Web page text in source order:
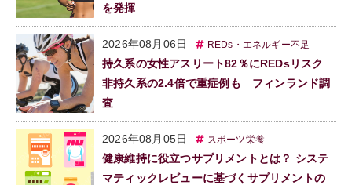
を発揮
2026年08月06日 REDs・エネルギー不足
持久系の女性アスリート82％にREDsリスク
非持久系の2.4倍で重症例も フィンランド調
査
2026年08月05日 スポーツ栄養
健康維持に役立つサプリメントとは？ システ
マティックレビューに基づくサプリメントの